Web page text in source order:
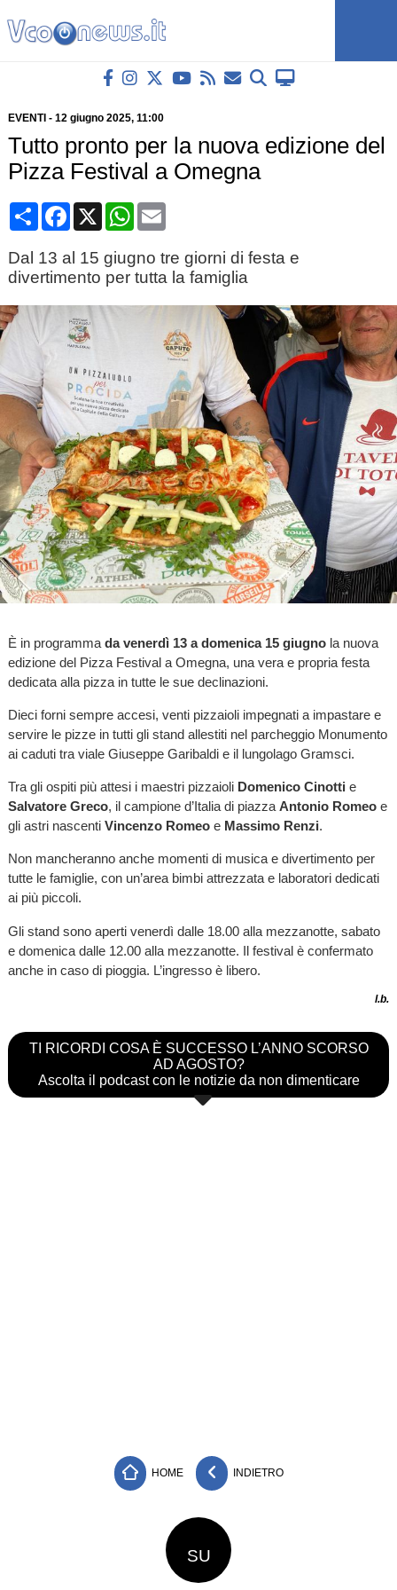
EVENTI - 12 giugno 2025, 11:00
Tutto pronto per la nuova edizione del
Pizza Festival a Omegna
CondividiFacebook
X WhatsApp
Email
Dal 13 al 15 giugno tre giorni di festa e
divertimento per tutta la famiglia
È in programma da venerdì 13 a domenica 15 giugnola nuova
edizione del Pizza Festival a Omegna, una vera e propria festa
dedicata alla pizza in tutte le sue declinazioni.
Dieci forni sempre accesi, venti pizzaioli impegnati a impastare e
servire le pizze in tutti gli stand allestiti nel parcheggio Monumento
ai caduti tra viale Giuseppe Garibaldi e il lungolago Gramsci.
Tra gli ospiti più attesi i maestri pizzaioli Domenico Cinotti e
Salvatore Greco, il campione d’Italia di piazza Antonio Romeoe
gli astri nascenti Vincenzo Romeoe Massimo Renzi.
Non mancheranno anche momenti di musica e divertimento per
tutte le famiglie, con un’area bimbi attrezzata e laboratori dedicati
ai più piccoli.
Gli stand sono aperti venerdì dalle 18.00 alla mezzanotte, sabato
e domenica dalle 12.00 alla mezzanotte. Il festival è confermato
anche in caso di pioggia. L’ingresso è libero.
l.b.
TI RICORDI COSA È SUCCESSO L’ANNO SCORSO
AD AGOSTO?
Ascolta il podcast con le notizie da non dimenticare
HOME INDIETRO
SU